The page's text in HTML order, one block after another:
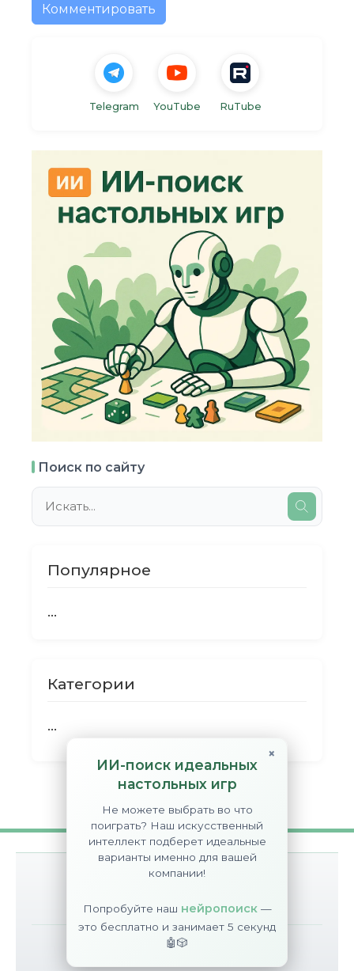
×
ИИ-поиск идеальных
настольных игр
Не можете выбрать во что
поиграть? Наш искусственный
интеллект подберет идеальные
варианты именно для вашей
компании!
Попробуйте наш нейропоиск—
это бесплатно и занимает 5 секунд
🤖🎲
Комментировать
Telegram YouTube RuTube
Поиск по сайту
Популярное
...
Категории
...
2017-2026All Rights Reserved